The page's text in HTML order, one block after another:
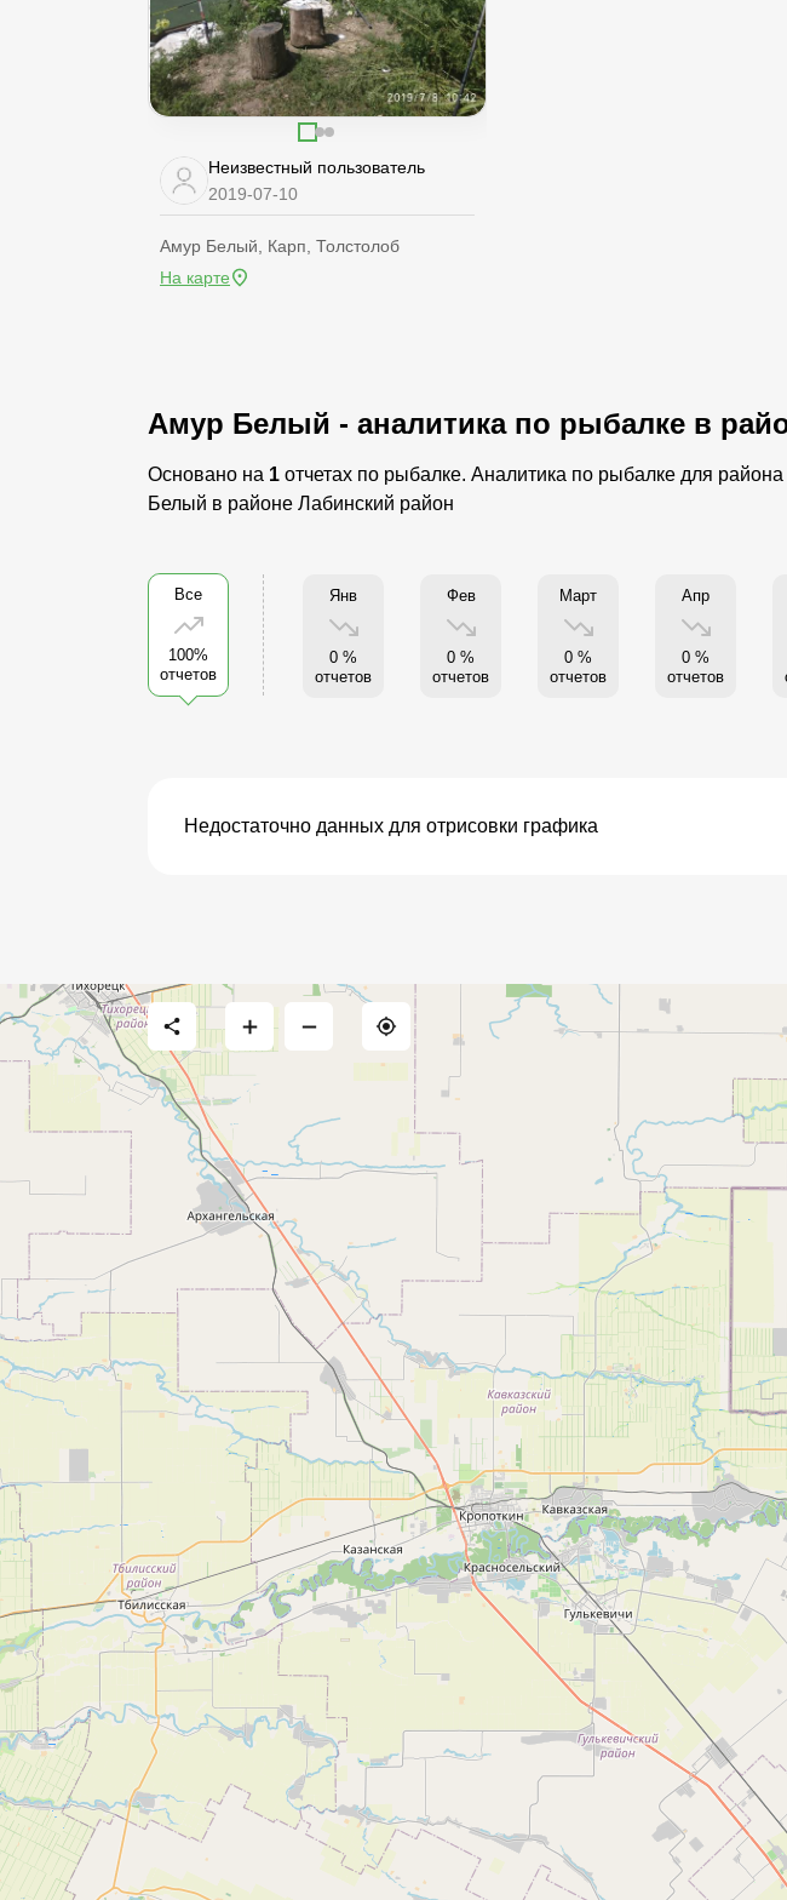
Неизвестный пользователь
2019-07-10
Амур Белый, Карп, Толстолоб
На карте
Амур Белый - аналитика по рыбалке в
Основано на 1 отчетах по рыбалке. Аналитика по рыбалке для
Белый в районе Лабинский район
Все
100%
отчетов
Янв
0 %
отчетов
Фев
0 %
отчетов
Март
0 %
отчетов
Апр
0 %
отчетов
Недостаточно данных для отрисовки графика